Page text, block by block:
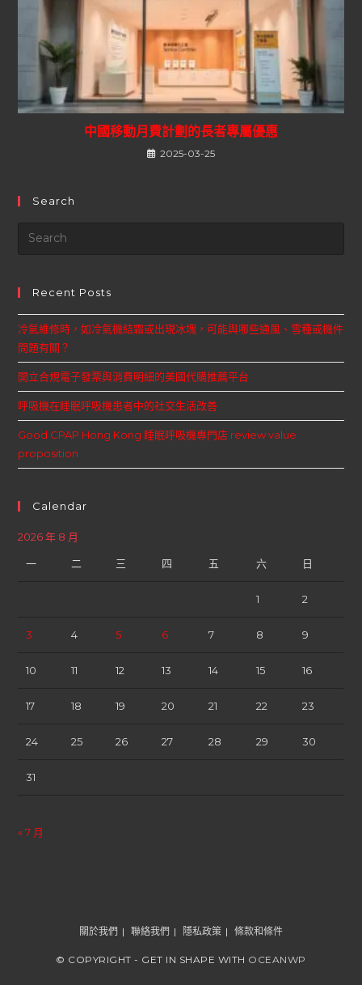
中國移動月費計劃的長者專屬優惠
2025-03-25
Search
Recent Posts
冷氣維修時，如冷氣機結霜或出現冰塊，可能與哪些通風、雪種或機件
問題有關？
開立合規電子發票與消費明細的美國代購推薦平台
呼吸機在睡眠呼吸機患者中的社交生活改善
Good CPAP Hong Kong 睡眠呼吸機專門店 review value
proposition
Calendar
2026 年 8 月
一 二 三 四 五 六 日
1 2
3 4 5 6 7 8 9
10 11 12 13 14 15 16
17 18 19 20 21 22 23
24 25 26 27 28 29 30
31
« 7 月
關於我們 聯絡我們 隱私政策 條款和條件
© COPYRIGHT - GET IN SHAPE WITH OCEANWP